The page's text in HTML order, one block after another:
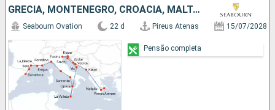
GRÉCIA, MONTENEGRO, CROÁCIA, MALTA, ITÁLIA, FRANÇA, ESPANHA
Seabourn Ovation 22 d Pireus Atenas 15/07/2028
Pensão completa